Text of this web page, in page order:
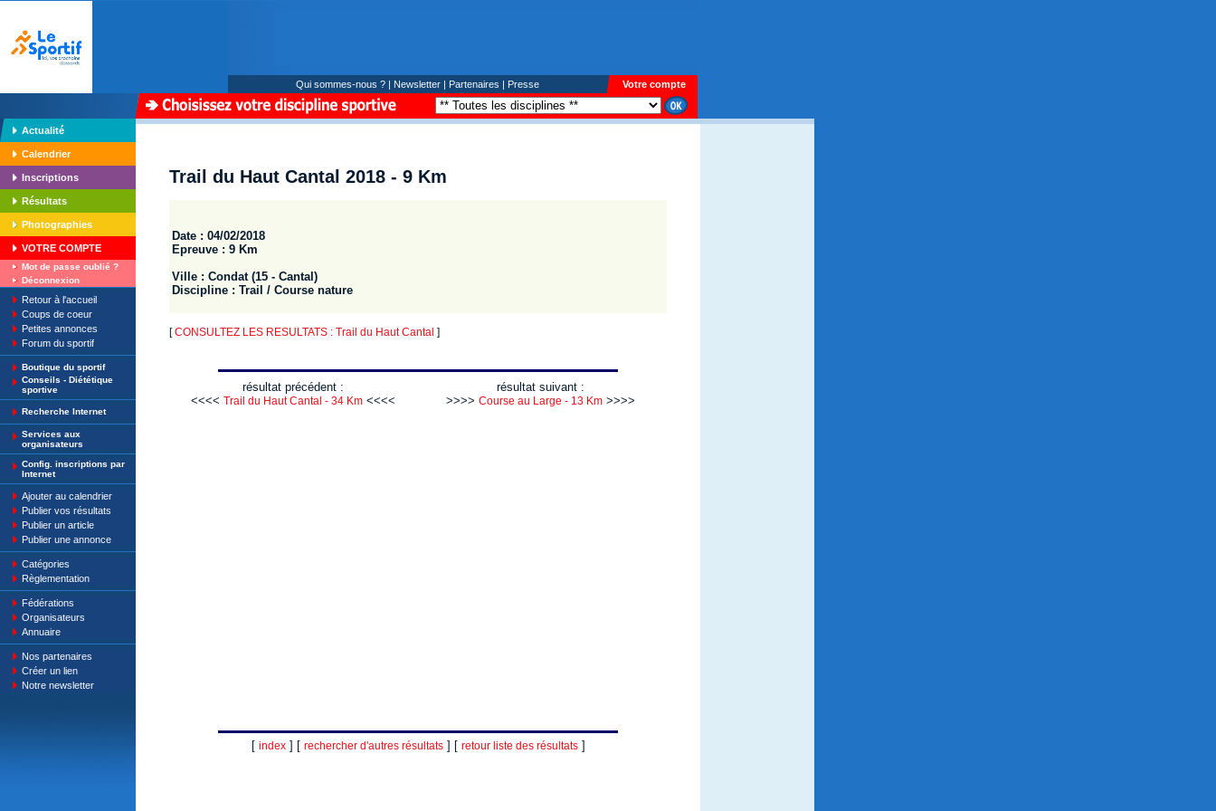
Qui sommes-nous ? | Newsletter | Partenaires | Presse Votre compte
Actualité
Calendrier
Inscriptions
Résultats
Photographies
VOTRE COMPTE
Mot de passe oublié ?
Déconnexion
Retour à l'accueil
Coups de coeur
Petites annonces
Forum du sportif
Boutique du sportif
Conseils - Diététique
sportive
Recherche Internet
Services aux
organisateurs
Config. inscriptions par
Internet
Ajouter au calendrier
Publier vos résultats
Publier un article
Publier une annonce
Catégories
Règlementation
Fédérations
Organisateurs
Annuaire
Nos partenaires
Créer un lien
Notre newsletter
Trail du Haut Cantal 2018 - 9 Km
Date : 04/02/2018
Epreuve : 9 Km
Ville : Condat (15 - Cantal)
Discipline : Trail / Course nature
[CONSULTEZ LES RESULTATS : Trail du Haut Cantal ]
résultat précédent :
<<<< Trail du Haut Cantal - 34 Km<<<<
résultat suivant :
>>>> Course au Large - 13 Km >>>>
[ index] [ rechercher d'autres résultats] [ retour liste des résultats]